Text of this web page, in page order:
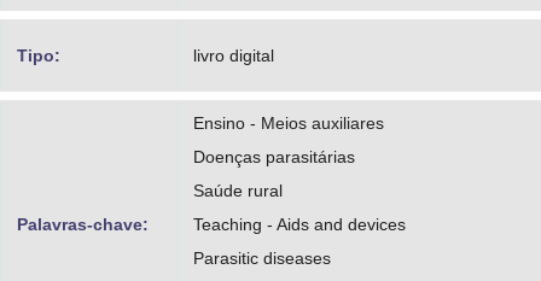
Tipo: livro digital
Palavras-chave:
Ensino - Meios auxiliares
Doenças parasitárias
Saúde rural
Teaching - Aids and devices
Parasitic diseases